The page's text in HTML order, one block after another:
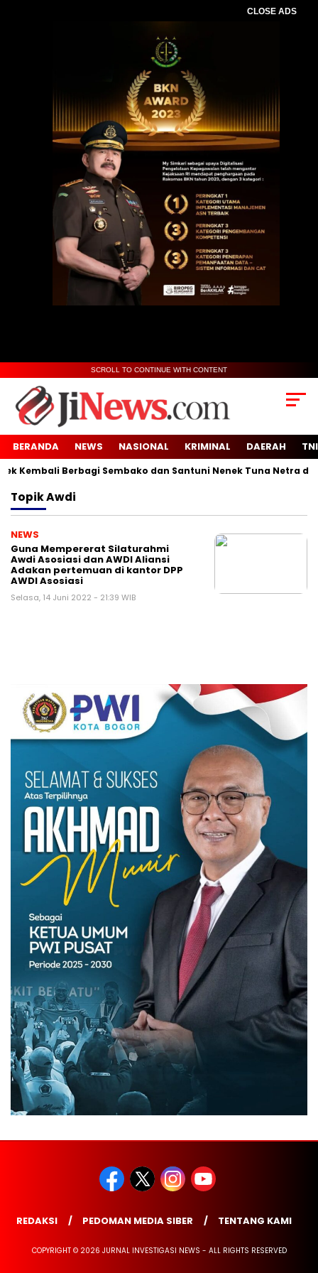
CLOSE ADS
SCROLL TO CONTINUE WITH CONTENT
BERANDA NEWS NASIONAL KRIMINAL DAERAH
Kembali Berbagi Sembako dan Santuni Nenek Tuna Netra di
TopikAwdi
NEWS
Guna Mempererat Silaturahmi
Awdi Asosiasi dan AWDI Aliansi
Adakan pertemuan di kantor DPP
AWDI Asosiasi
Selasa, 14 Juni 2022 - 21:39 WIB
REDAKSI PEDOMAN MEDIA SIBER TENTANG KAMI
COPYRIGHT © 2026 JURNAL INVESTIGASI NEWS - ALL RIGHTS RESERVED